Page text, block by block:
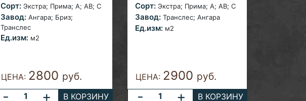
Сорт:Экстра; Прима; A; AB; С
Завод:Ангара; Бриз;
Транслес
Ед.изм: м2
ЦЕНА: 2800 руб.
- + В КОРЗИНУ
Сорт:Экстра; Прима; A; AB; С
Завод: Транслес; Ангара
Ед.изм: м2
ЦЕНА: 2900 руб.
- + В КОРЗИНУ